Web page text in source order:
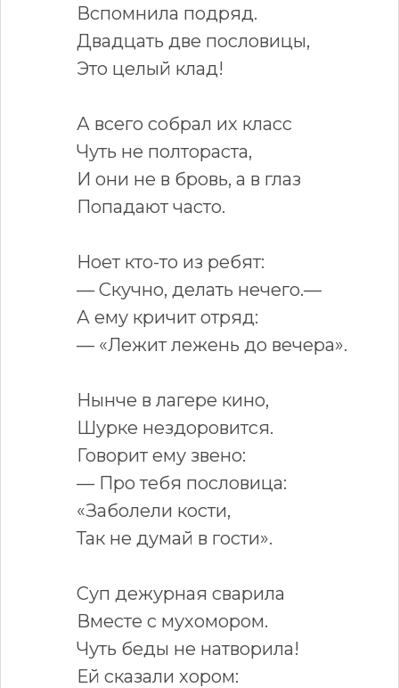
Вспомнила подряд.
Двадцать две пословицы,
Это целый клад!
А всего собрал их класс
Чуть не полтораста,
И они не в бровь, а в глаз
Попадают часто.
Ноет кто-то из ребят:
— Скучно, делать нечего.—
А ему кричит отряд:
— «Лежит лежень до вечера».
Нынче в лагере кино,
Шурке нездоровится.
Говорит ему звено:
— Про тебя пословица:
«Заболели кости,
Так не думай в гости».
Суп дежурная сварила
Вместе с мухомором.
Чуть беды не натворила!
Ей сказали хором: